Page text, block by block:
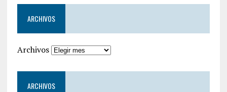
ARCHIVOS
Archivos
ARCHIVOS